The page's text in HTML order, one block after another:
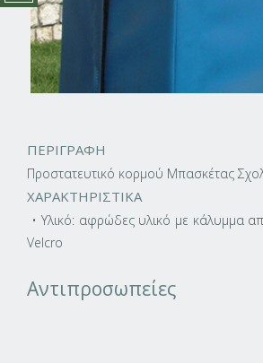
ΠΕΡΙΓΡΑΦΗ
Προστατευτικό κορμού Μπασκέτας
ΧΑΡΑΚΤΗΡΙΣΤΙΚΑ
• Υλικό: αφρώδες υλικό με κάλυμμα
Velcro
Αντιπροσωπείες